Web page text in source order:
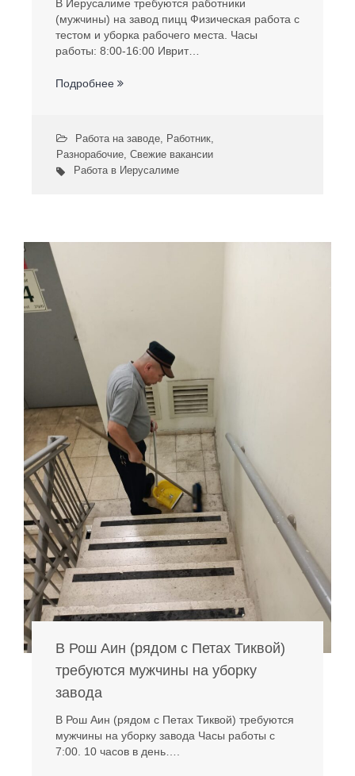
В Иерусалиме требуются работники
(мужчины) на завод пицц Физическая работа с
тестом и уборка рабочего места. Часы
работы: 8:00-16:00 Иврит…
Подробнее
Работа на заводе, Работник,
Разнорабочие, Свежие вакансии
Работа в Иерусалиме
В Рош Аин (рядом с Петах Тиквой)
требуются мужчины на уборку
завода
В Рош Аин (рядом с Петах Тиквой) требуются
мужчины на уборку завода Часы работы с
7:00. 10 часов в день….